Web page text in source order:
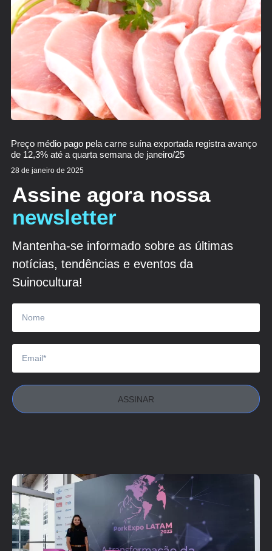
Preço médio pago pela carne suína exportada registra avanço
de 12,3% até a quarta semana de janeiro/25
28 de janeiro de 2025
Assine agora nossa
newsletter
Mantenha-se informado sobre as últimas
notícias, tendências e eventos da
Suinocultura!
ASSINAR